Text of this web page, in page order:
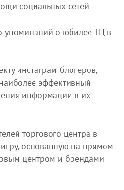
социальных сетей
упоминаний о юбилее ТЦ в
инстаграм-блогеров,
эффективный
информации в их
торгового центра в
основанную на прямом
центром и брендами